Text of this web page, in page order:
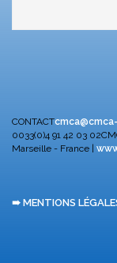
CONTACT
0033(0)4 91 42 03 02
Marseille - France |
➠ MENTIONS